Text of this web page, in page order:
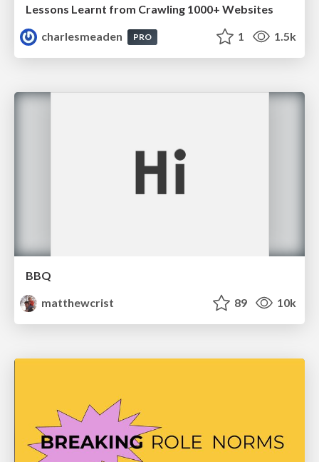
Lessons Learnt from Crawling 1000+ Websites
charlesmeaden
PRO 1 1.5k
BBQ
matthewcrist
89 10k